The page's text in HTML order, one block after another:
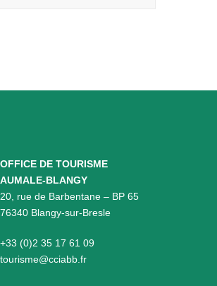
OFFICE DE TOURISME
AUMALE-BLANGY
20, rue de Barbentane – BP 65
76340 Blangy-sur-Bresle
+33 (0)2 35 17 61 09
tourisme@cciabb.fr